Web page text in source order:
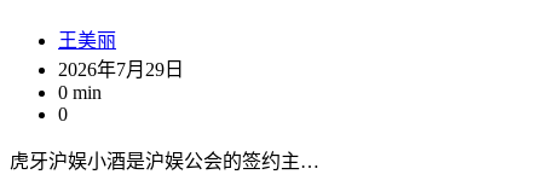
王美丽
2026年7月29日
0 min
0
虎牙沪娱小酒是沪娱公会的签约主…